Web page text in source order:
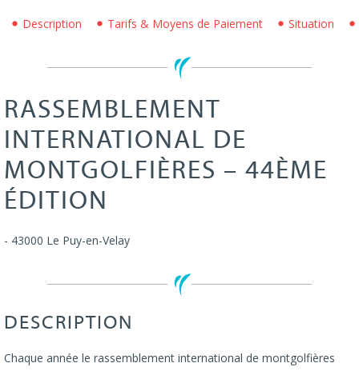
Description Tarifs & Moyens de Paiement Situation
RASSEMBLEMENT
INTERNATIONAL DE
MONTGOLFIÈRES – 44ÈME
ÉDITION
- 43000 Le Puy-en-Velay
DESCRIPTION
Chaque année le rassemblement international de montgolfières